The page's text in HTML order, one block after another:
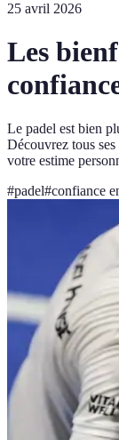
25 avril 2026
Les
Le padel est bien
Découvrez tous
votre estime
#padel#confiance